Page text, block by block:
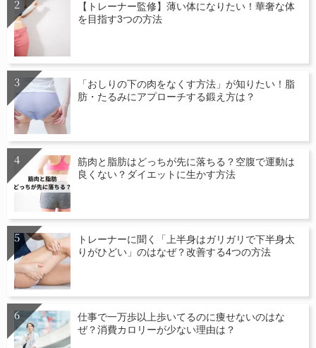
【トレーナー監修】薄い体になりたい！華奢な体
を目指す3つの方法
「おしりの下の肉をなくす方法」が知りたい！脂
肪・たるみにアプローチする鍛え方は？
筋肉と脂肪はどっちが先に落ちる？空腹で運動は
良くない？ダイエットに生かす方法
トレーナーに聞く「上半身はガリガリで下半身太
りがひどい」のはなぜ？改善する4つの方法
仕事で一万歩以上歩いてるのに痩せないのはな
ぜ？消費カロリーが少ない理由は？